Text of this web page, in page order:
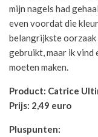
mijn nagels had
even voordat die
belangrijkste oorzaak
gebruikt, maar ik
moeten maken.
Product: Catrice
Prijs: 2,49 euro
Pluspunten: